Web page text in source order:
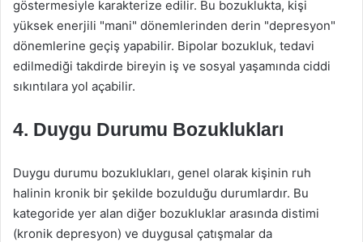
göstermesiyle karakterize edilir. Bu bozuklukta, kişi
yüksek enerjili "mani" dönemlerinden derin "depresyon"
dönemlerine geçiş yapabilir. Bipolar bozukluk, tedavi
edilmediği takdirde bireyin iş ve sosyal yaşamında ciddi
sıkıntılara yol açabilir.
4. Duygu Durumu Bozuklukları
Duygu durumu bozuklukları, genel olarak kişinin ruh
halinin kronik bir şekilde bozulduğu durumlardır. Bu
kategoride yer alan diğer bozukluklar arasında distimi
(kronik depresyon) ve duygusal çatışmalar da